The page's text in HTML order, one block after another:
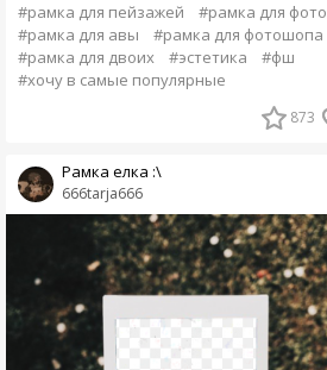
#рамка для пейзажей
#рамка для фото
#рамка для авы
#рамка для фотошопа
#рамка для двоих
#эстетика
#фш
#хочу в самые популярные
873
666tarja666
Рамка елка :\